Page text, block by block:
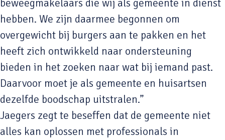
beweegmakelaars die wij als gemeente in dienst
hebben. We zijn daarmee begonnen om
overgewicht bij burgers aan te pakken en het
heeft zich ontwikkeld naar ondersteuning
bieden in het zoeken naar wat bij iemand past.
Daarvoor moet je als gemeente en huisartsen
dezelfde boodschap uitstralen.”
Jaegers zegt te beseffen dat de gemeente niet
alles kan oplossen met professionals in